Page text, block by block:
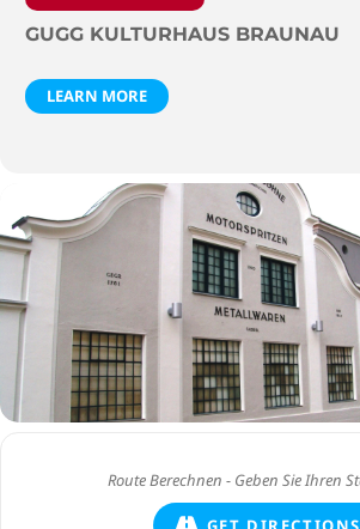
GUGG KULTURHAUS BRAUNAU
LEARN MORE